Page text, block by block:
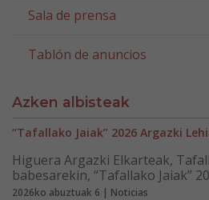
Sala de prensa
Tablón de anuncios
Azken albisteak
“Tafallako Jaiak” 2026 Argazki
Higuera Argazki Elkarteak,
babesarekin, “Tafallako Jaiak”
2026ko abuztuak 6 | Noticias